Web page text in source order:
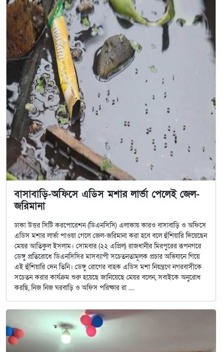
বাসাবাড়ি-অফিসে এডিস মশার লার্ভা পেলেই জেল-
জরিমানা
ঢাকা উত্তর সিটি করপোরেশন (ডিএনসিসি) এলাকায় কারও বাসাবাড়ি ও অফিসে
এডিস মশার লার্ভা পাওয়া গেলে জেল-জরিমানা করা হবে বলে হুঁশিয়ারি দিয়েছেন
মেয়র আতিকুল ইসলাম। সোমবার (২২ এপ্রিল) রাজধানীর মিরপুরের রূপনগরে
ডেঙ্গু প্রতিরোধে ডিএনসিসির মাসব্যাপী সচেতনতামূলক প্রচার অভিযানে গিয়ে
এই হুঁশিয়ারি দেন তিনি। ডেঙ্গু রোগের বাহক এডিস মশা নিয়ন্ত্রণে নগরবাসীকে
সচেতন করার কার্যক্রম শুরু হয়েছে জানিয়েছে মেয়র বলেন, সবাইকে অনুরোধ
করছি, নিজ নিজ ঘরবাড়ি ও অফিস পরিষ্কার রা ....